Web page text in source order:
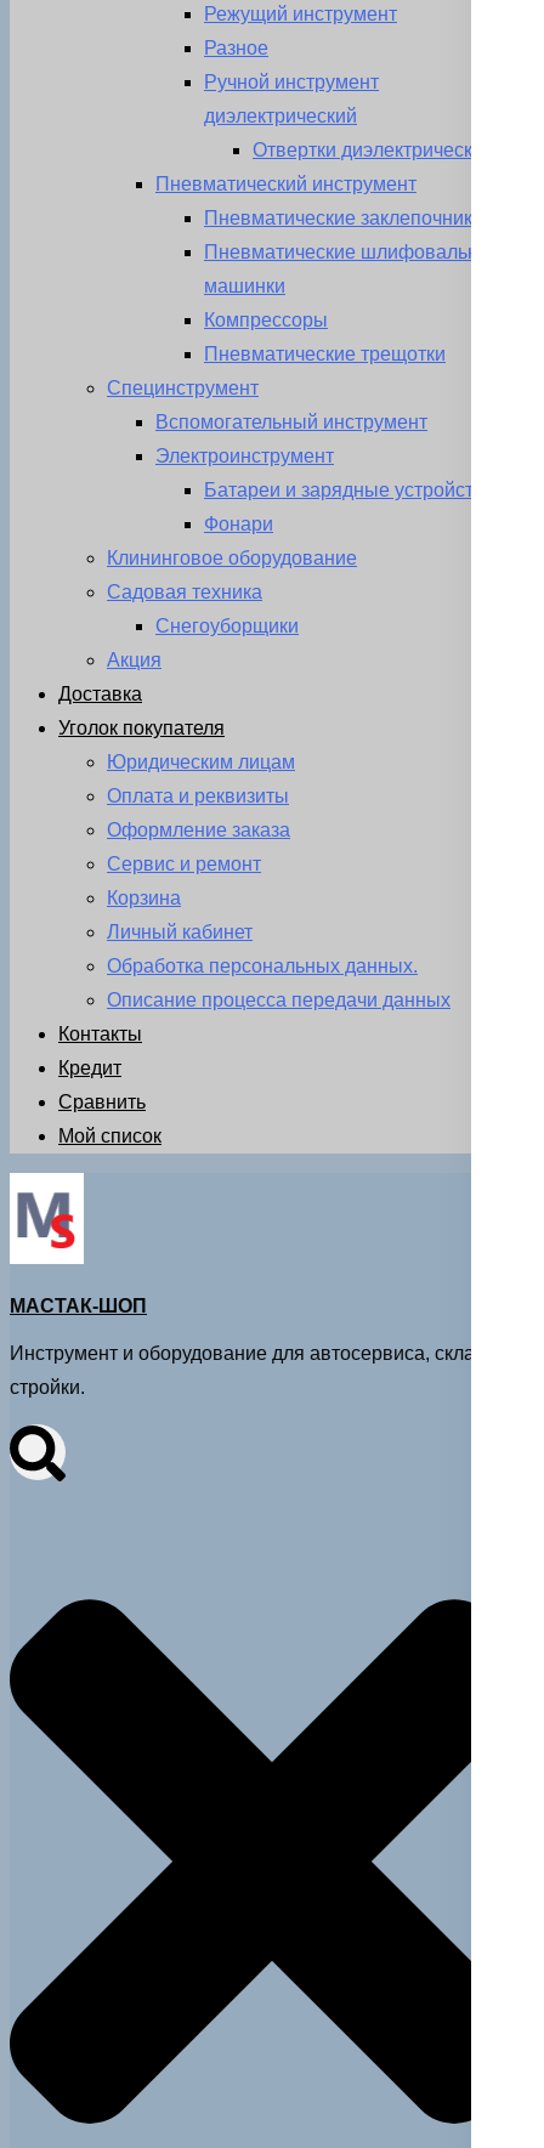
Режущий инструмент
Разное
Ручной инструмент
диэлектрический
Отвертки диэлектрические
Пневматический инструмент
Пневматические заклепочники
Пневматические шлифовальные
машинки
Компрессоры
Пневматические трещотки
Специнструмент
Вспомогательный инструмент
Электроинструмент
Батареи и зарядные устройства
Фонари
Клининговое оборудование
Садовая техника
Снегоуборщики
Акция
Доставка
Уголок покупателя
Юридическим лицам
Оплата и реквизиты
Оформление заказа
Сервис и ремонт
Корзина
Личный кабинет
Обработка персональных данных.
Описание процесса передачи данных
Контакты
Кредит
Сравнить
Мой список
МАСТАК-ШОП
Инструмент и оборудование для автосервиса, склада и
стройки.